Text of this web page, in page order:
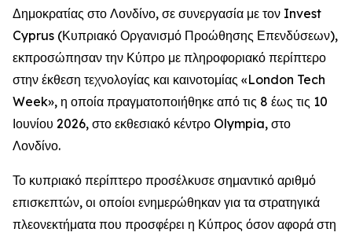
Δημοκρατίας στο Λονδίνο, σε συνεργασία με τον Invest
Cyprus (Κυπριακό Οργανισμό Προώθησης Επενδύσεων),
εκπροσώπησαν την Κύπρο με πληροφοριακό περίπτερο
στην έκθεση τεχνολογίας και καινοτομίας «London Tech
Week», η οποία πραγματοποιήθηκε από τις 8 έως τις 10
Ιουνίου 2026, στο εκθεσιακό κέντρο Olympia, στο
Λονδίνο.
Το κυπριακό περίπτερο προσέλκυσε σημαντικό αριθμό
επισκεπτών, οι οποίοι ενημερώθηκαν για τα στρατηγικά
πλεονεκτήματα που προσφέρει η Κύπρος όσον αφορά στη